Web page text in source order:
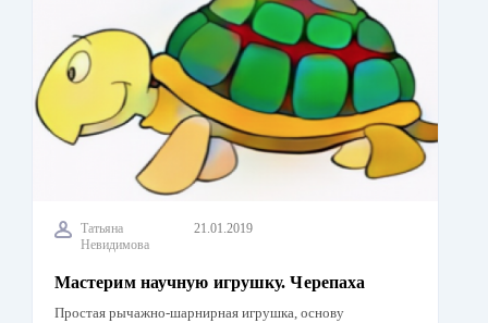
Татьяна
Невидимова
21.01.2019
Мастерим научную игрушку. Черепаха
Простая рычажно-шарнирная игрушка, основу